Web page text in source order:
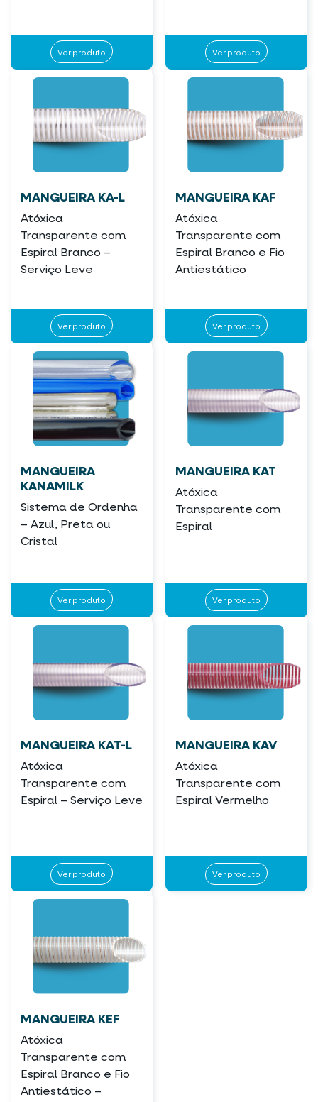
Ver produto Ver produto
MANGUEIRA KA-L
Atóxica
Transparente com
Espiral Branco –
Serviço Leve
Ver produto
MANGUEIRA KAF
Atóxica
Transparente com
Espiral Branco e Fio
Antiestático
Ver produto
MANGUEIRA
KANAMILK
Sistema de Ordenha
– Azul, Preta ou
Cristal
Ver produto
MANGUEIRA KAT
Atóxica
Transparente com
Espiral
Ver produto
MANGUEIRA KAT-L
Atóxica
Transparente com
Espiral – Serviço Leve
Ver produto
MANGUEIRA KAV
Atóxica
Transparente com
Espiral Vermelho
Ver produto
MANGUEIRA KEF
Atóxica
Transparente com
Espiral Branco e Fio
Antiestático –